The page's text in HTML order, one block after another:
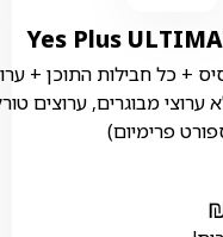
+ כל חבילות התוכן +
ערוצי מבוגרים, ערוצים
פרימיום)